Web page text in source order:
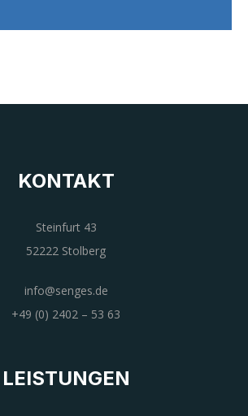
KONTAKT
Steinfurt 43
52222 Stolberg
info@senges.de
+49 (0) 2402 – 53 63
LEISTUNGEN